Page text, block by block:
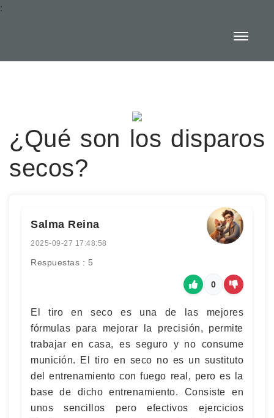
:
¿Qué son los disparos
secos?
Salma Reina
2025-09-27 17:48:58
Respuestas : 5
0
El tiro en seco es una de las mejores
fórmulas para mejorar la precisión, permite
trabajar en casa, es seguro y no consume
munición. El tiro en seco no es un sustituto
del entrenamiento con fuego real, pero es la
base de dicho entrenamiento. Consiste en
unos sencillos pero efectivos ejercicios